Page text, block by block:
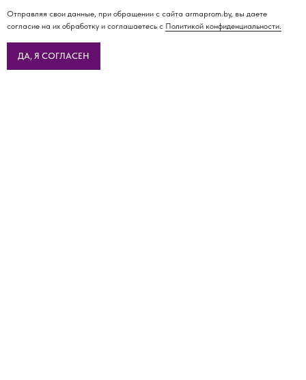
Отправляя свои данные, при обращении с сайта armaprom.by, вы даете
согласие на их обработку и соглашаетесь с Политикой конфиденциальности.
ДА, Я СОГЛАСЕН